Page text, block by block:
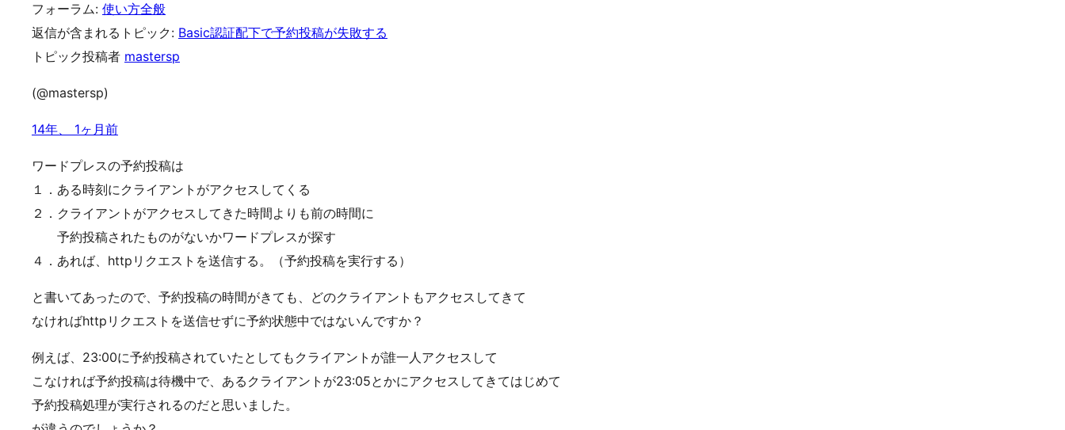
フォーラム: 使い方全般
返信が含まれるトピック: Basic認証配下で予約投稿が失敗する
トピック投稿者 mastersp
(@mastersp)
14年、 1ヶ月前
ワードプレスの予約投稿は
１．ある時刻にクライアントがアクセスしてくる
２．クライアントがアクセスしてきた時間よりも前の時間に
予約投稿されたものがないかワードプレスが探す
４．あれば、httpリクエストを送信する。（予約投稿を実行する）
と書いてあったので、予約投稿の時間がきても、どのクライアントもアクセスしてきて
なければhttpリクエストを送信せずに予約状態中ではないんですか？
例えば、23:00に予約投稿されていたとしてもクライアントが誰一人アクセスして
こなければ予約投稿は待機中で、あるクライアントが23:05とかにアクセスしてきてはじめて
予約投稿処理が実行されるのだと思いました。